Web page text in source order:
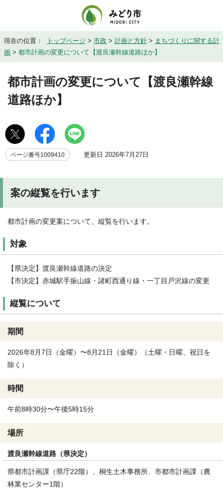
現在の位置： トップページ > 市政 > 計画と方針 > まちづくりに関する計
画 > 都市計画の変更について【渡良瀬幹線道路ほか】
都市計画の変更について【渡良瀬幹線
道路ほか】
ページ番号1009410 更新日 2026年7月27日
案の縦覧を行います
都市計画の変更案について、縦覧を行います。
対象
【県決定】渡良瀬幹線道路の決定
【市決定】赤城駅手振山線・諸町西通り線・一丁目戸沢線の変更
縦覧について
期間
2026年8月7日（金曜）〜8月21日（金曜）（土曜・日曜、祝日を
除く）
時間
午前8時30分〜午後5時15分
場所
渡良瀬幹線道路（県決定）
県都市計画課（県庁22階）、桐生土木事務所、市都市計画課（農
林業センター1階）